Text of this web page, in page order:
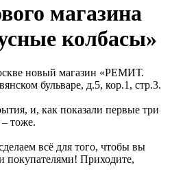
магазина
колбасы»
новый магазин «РЕМИТ.
бульваре, д.5, кор.1, стр.3.
и, как показали первые три
тоже.
всё для того, чтобы вы
покупателями! Приходите,